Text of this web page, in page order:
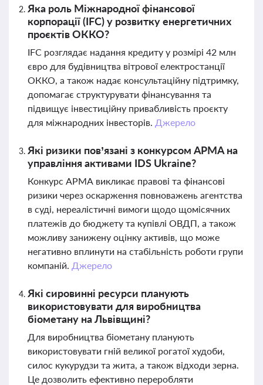
Яка роль Міжнародної фінансової
корпорації (IFC) у розвитку енергетичних
проєктів ОККО?
IFC розглядає надання кредиту у розмірі 42 млн
євро для будівництва вітрової електростанції
ОККО, а також надає консультаційну підтримку,
допомагає структурувати фінансування та
підвищує інвестиційну привабливість проєкту
для міжнародних інвесторів. Джерело
Які ризики пов’язані з конкурсом АРМА на
управління активами IDS Ukraine?
Конкурс АРМА викликає правові та фінансові
ризики через оскарження повноважень агентства
в суді, нереалістичні вимоги щодо щомісячних
платежів до бюджету та купівлі ОВДП, а також
можливу занижену оцінку активів, що може
негативно вплинути на стабільність роботи групи
компаній. Джерело
Які сировинні ресурси планують
використовувати для виробництва
біометану на Львівщині?
Для виробництва біометану планують
використовувати гній великої рогатої худоби,
силос кукурудзи та жита, а також відходи зерна.
Це дозволить ефективно переробляти